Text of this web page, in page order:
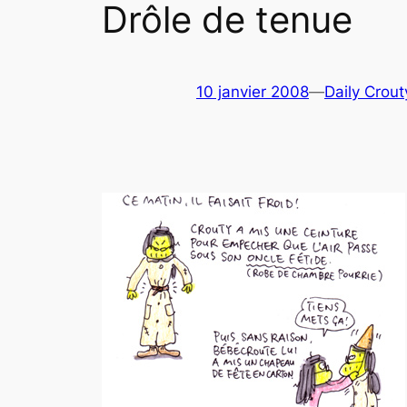
Drôle de tenue
10 janvier 2008—Daily